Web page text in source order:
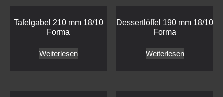
Tafelgabel 210 mm 18/10
Forma
Weiterlesen
Dessertlöffel 190 mm 18/10
Forma
Weiterlesen